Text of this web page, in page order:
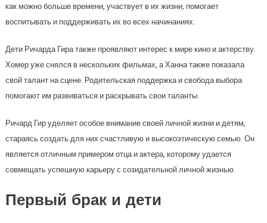
как можно больше времени, участвует в их жизни, помогает
воспитывать и поддерживать их во всех начинаниях.
Дети Ричарда Гира также проявляют интерес к мире кино и актерству.
Хомер уже снялся в нескольких фильмах, а Ханна также показала
свой талант на сцене. Родительская поддержка и свобода выбора
помогают им развиваться и раскрывать свои таланты.
Ричард Гир уделяет особое внимание своей личной жизни и детям,
стараясь создать для них счастливую и высокоэтическую семью. Он
является отличным примером отца и актера, которому удается
совмещать успешную карьеру с созидательной личной жизнью.
Первый брак и дети